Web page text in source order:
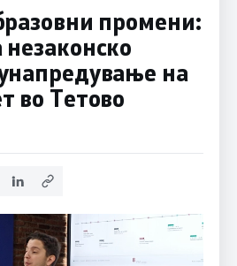
промени:
на
во Тетово